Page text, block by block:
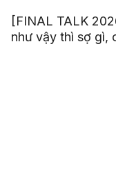
[FINAL TALK
như vậy thì sợ gì,